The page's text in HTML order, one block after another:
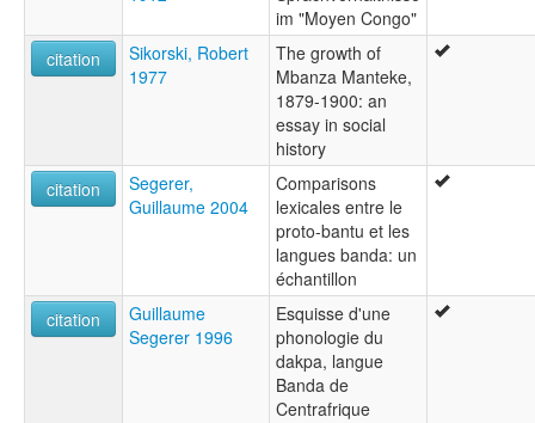
im "Moyen Congo"
citation
Sikorski, Robert
1977
The growth of
Mbanza Manteke,
1879-1900: an
essay in social
history
citation
Segerer,
Guillaume 2004
Comparisons
lexicales entre le
proto-bantu et les
langues banda: un
échantillon
citation
Guillaume
Segerer 1996
Esquisse d'une
phonologie du
dakpa, langue
Banda de
Centrafrique